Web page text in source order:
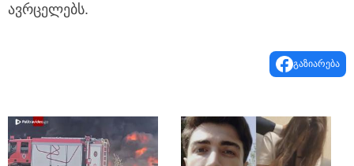
ავრცელებს.
გაზიარება